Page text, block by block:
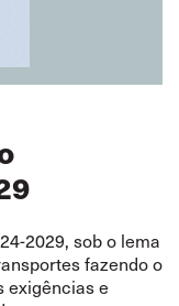
2029, sob o lema
fazendo o
exigências e